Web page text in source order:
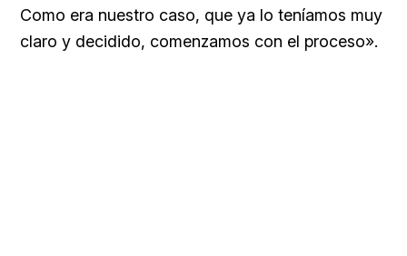
Como era nuestro caso, que ya lo teníamos muy
claro y decidido, comenzamos con el proceso».